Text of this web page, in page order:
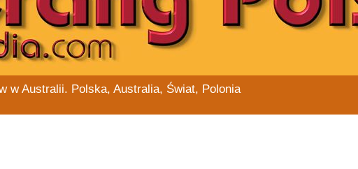
w Australii. Polska, Australia, Świat, Polonia